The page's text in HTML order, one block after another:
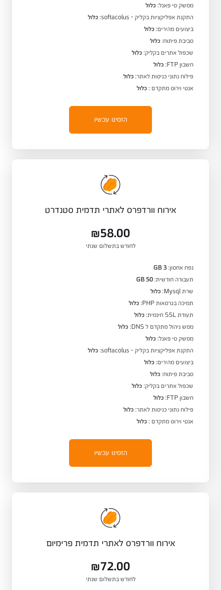
ממשק סי פאנל: כלול
התקנת אפליקציות בקליק - softacolus:
כלול
ביצועים מהירים: כלול
סביבת פיתוח: כלול
שכפול אתרים בקליק: כלול
חשבון FTP:
כלול
פילוח נתוני כניסות לאתר: כלול
אנטי וירוס מתקדם : כלול
הזמינו עכשיו
אירוח וורדפרס לאתרי תדמית סטנדרט
₪58.00
לחודש בתשלום שנתי
נפח אחסון: 3 GB
תעבורה חודשית: 50 GB
שרת Mysql:
כלול
תמיכה בגרסאות PHP:
כלול
תעודת SSL חינמית:
כלול
ממש ניהול מתקדם ל DNS:
כלול
ממשק סי פאנל: כלול
התקנת אפליקציות בקליק - softacolus:
כלול
ביצועים מהירים: כלול
סביבת פיתוח: כלול
שכפול אתרים בקליק: כלול
חשבון FTP:
כלול
פילוח נתוני כניסות לאתר: כלול
אנטי וירוס מתקדם : כלול
הזמינו עכשיו
אירוח וורדפרס לאתרי תדמית פרימיום
₪72.00
לחודש בתשלום שנתי